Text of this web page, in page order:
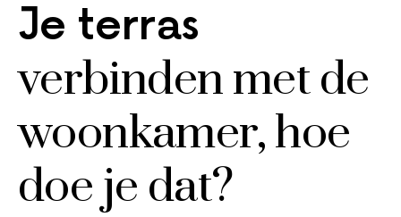
Je terras
verbinden met de
woonkamer, hoe
doe je dat?